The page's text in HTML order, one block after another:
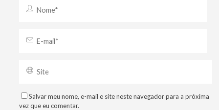
Salvar meu nome, e-mail e site neste navegador para a próxima
vez que eu comentar.